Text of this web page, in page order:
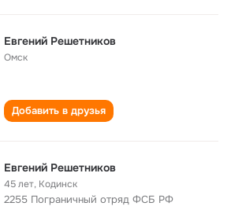
Eвгений Решетников
Омск
Добавить в друзья
Евгений Решетников
45 лет, Кодинск
2255 Пограничный отряд ФСБ РФ